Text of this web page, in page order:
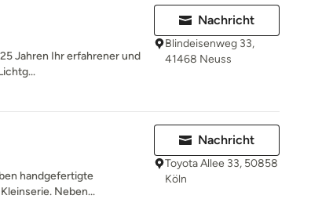
Jahren Ihr erfahrener und
Nachricht
Blindeisenweg 33,
41468 Neuss
handgefertigte
Neben...
Nachricht
Toyota Allee 33, 50858
Köln